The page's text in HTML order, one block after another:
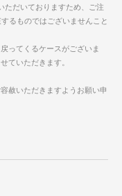
ただいておりますため、ご注
るものではございませんこと
ってくるケースがございま
ていただきます。
赦いただきますようお願い申